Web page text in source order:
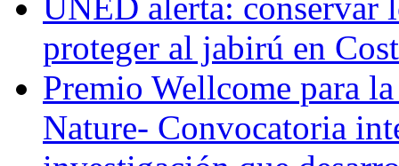
UNED alerta: conservar
proteger al jabirú en
Premio Wellcome para
Nature- Convocatoria